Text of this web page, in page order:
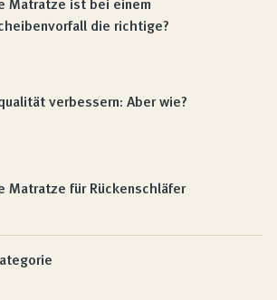
die richtige?
verbessern: Aber wie?
Matratze für Rückenschläfer